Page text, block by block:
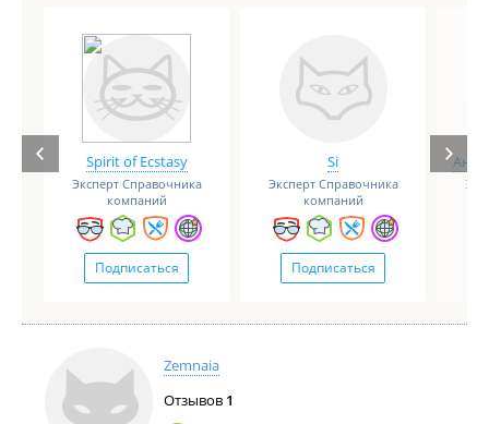
Spirit of Ecstasy
Эксперт Справочника
компаний
Подписаться
Si
Эксперт Справочника
компаний
Подписаться
Zemnaia
Отзывов 1